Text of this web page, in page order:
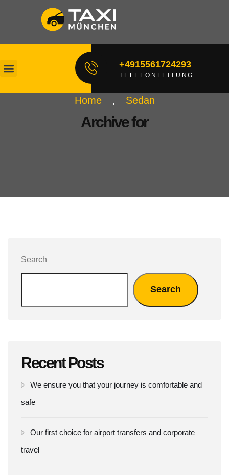
+4915561724293
TELEFONLEITUNG
Home Sedan
Archive for
Search
Search
Recent Posts
We ensure you that your journey is comfortable and
safe
Our first choice for airport transfers and corporate
travel